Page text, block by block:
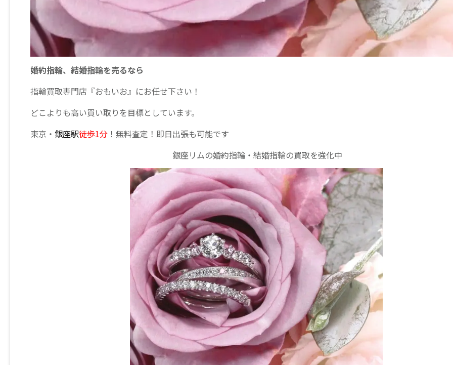
婚約指輪、結婚指輪を売るなら
指輪買取専門店『おもいお』にお任せ下さい！
どこよりも高い買い取りを目標としています。
東京・ 銀座駅徒歩1分 ！無料査定！即日出張も可能です
銀座リムの婚約指輪・結婚指輪の買取を強化中